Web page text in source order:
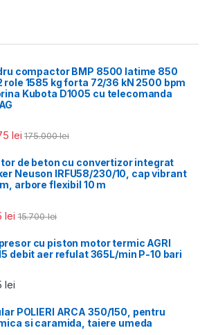
compactor BMP 8500 latime 850
role 1585 kg forta 72/36 kN 2500 bpm
Kubota D1005 cu telecomanda
lei 175.000lei
de beton cu convertizor integrat
Neuson IRFU58/230/10, cap vibrant
arbore flexibil 10 m
lei 15.700lei
cu piston motor termic AGRI
debit aer refulat 365L/min P-10 bari
lei
POLIERI ARCA 350/150, pentru
si caramida, taiere umeda